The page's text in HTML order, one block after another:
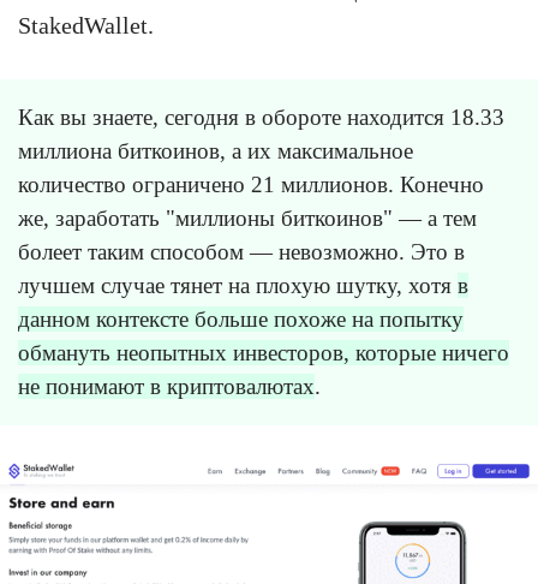
StakedWallet.
Как вы знаете, сегодня в обороте находится 18.33
миллиона биткоинов, а их максимальное
количество ограничено 21 миллионов. Конечно
же, заработать "миллионы биткоинов" — а тем
болеет таким способом — невозможно. Это в
лучшем случае тянет на плохую шутку, хотя в
данном контексте больше похоже на попытку
обмануть неопытных инвесторов, которые ничего
не понимают в криптовалютах.